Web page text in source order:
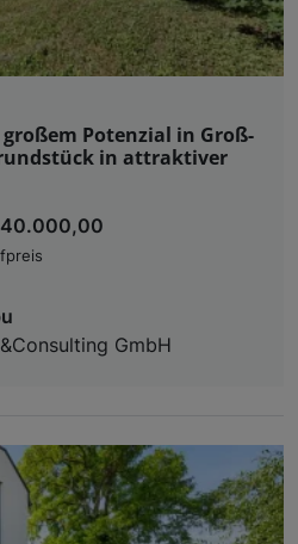
Potenzial in Groß-
in attraktiver
GmbH